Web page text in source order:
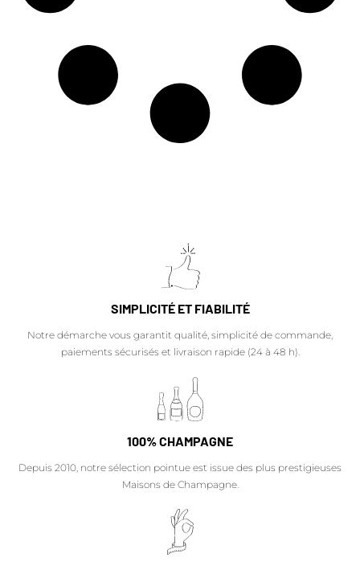
SIMPLICITÉ ET FIABILITÉ
Notre démarche vous garantit qualité, simplicité de commande,
paiements sécurisés et livraison rapide (24 à 48 h).
100% CHAMPAGNE
Depuis 2010, notre sélection pointue est issue des plus prestigieuses
Maisons de Champagne.